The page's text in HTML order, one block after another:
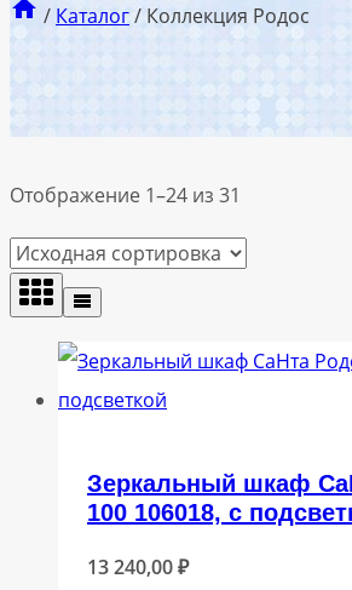
/ Каталог/ Коллекция Родос
Отображение 1–24 из 31
Зеркальный шкаф
100 106018, с
13 240,00₽